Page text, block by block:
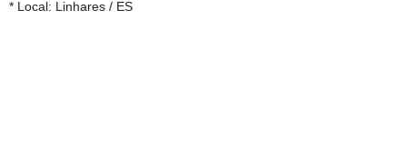
* Local: Linhares / ES